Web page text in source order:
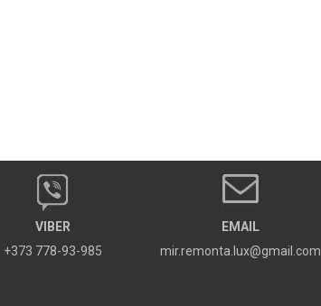
VIBER
+373 778-93-985
EMAIL
mir.remonta.lux@gmail.com